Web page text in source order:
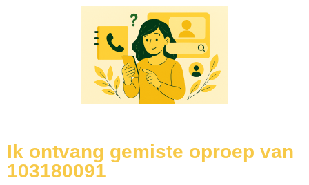
Ik ontvang gemiste oproep van
103180091